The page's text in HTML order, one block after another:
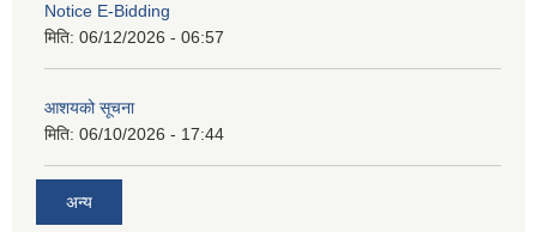
Notice E-Bidding
मिति: 06/12/2026 - 06:57
आशयको सूचना
मिति: 06/10/2026 - 17:44
अन्य